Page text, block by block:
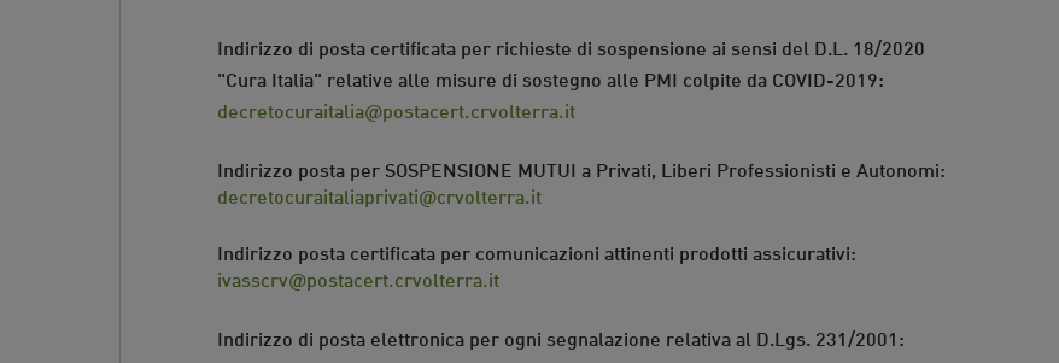
Indirizzo di posta certificata per richieste di sospensione ai sensi del D.L. 18/2020
"Cura Italia" relative alle misure di sostegno alle PMI colpite da COVID-2019:
decretocuraitalia@postacert.crvolterra.it
Indirizzo posta per SOSPENSIONE MUTUI a Privati, Liberi Professionisti e Autonomi:
decretocuraitaliaprivati@crvolterra.it
Indirizzo posta certificata per comunicazioni attinenti prodotti assicurativi:
ivasscrv@postacert.crvolterra.it
Indirizzo di posta elettronica per ogni segnalazione relativa al D.Lgs. 231/2001: